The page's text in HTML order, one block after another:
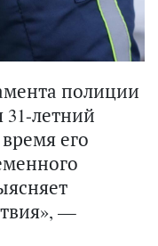
полиции
летний
его
—